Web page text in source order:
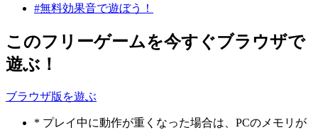
#無料効果音で遊ぼう！
このフリーゲームを今すぐブラウザで
遊ぶ！
ブラウザ版を遊ぶ
* プレイ中に動作が重くなった場合は、PCのメモリが